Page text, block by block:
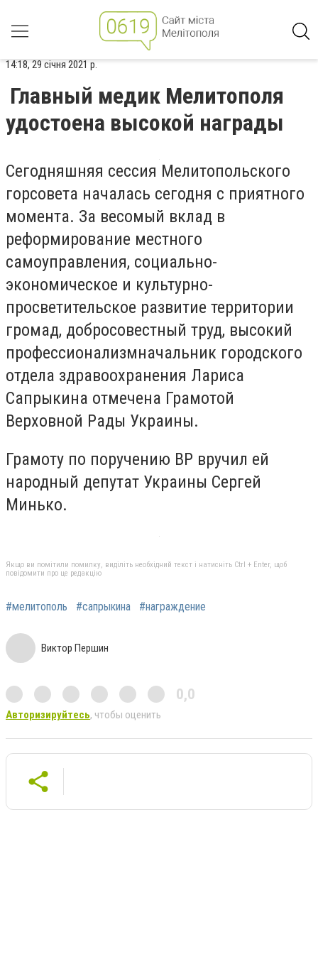
14:18, 29 січня 2021 р.
Главный медик Мелитополя
удостоена высокой награды
Сегодняшняя сессия Мелитопольского
горсовета началась сегодня с приятного
момента. За весомый вклад в
реформирование местного
самоуправления, социально-
экономическое и культурно-
просветительское развитие территории
громад, добросовестный труд, высокий
профессионализмначальник городского
отдела здравоохранения Лариса
Сапрыкина отмечена Грамотой
Верховной Рады Украины.
Грамоту по поручению ВР вручил ей
народный депутат Украины Сергей
Минько.
Якщо ви помітили помилку, виділіть необхідний текст і натисніть Ctrl + Enter, щоб
повідомити про це редакцію
#мелитополь #сапрыкина #награждение
Виктор Першин
0,0
Авторизируйтесь, чтобы оценить